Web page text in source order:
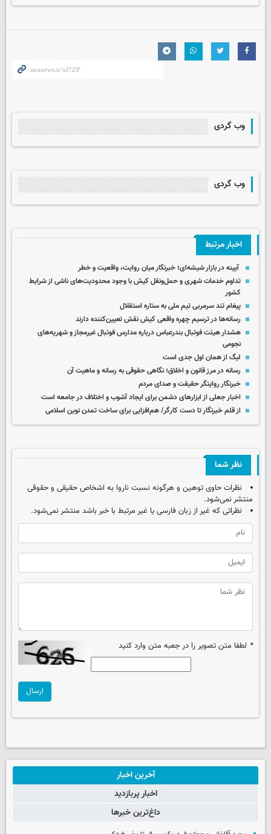
وب گردی
وب گردی
اخبار مرتبط
آیینه در بازار شیشه‌ای؛ خبرنگار میان روایت، واقعیت و خطر
تداوم خدمات شهری و حمل‌ونقل کیش با وجود محدودیت‌های ناشی از شرایط
کشور
پیغام تند سرمربی تیم ملی به ستاره استقلال
رسانه‌ها در ترسیم چهره واقعی کیش نقش تعیین‌کننده دارند
هشدار هیئت فوتبال بندرعباس درباره مدارس فوتبال غیرمجاز و شهریه‌های
نجومی
لیگ از همان اول جدی است
رسانه در مرز قانون و اخلاق؛ نگاهی حقوقی به رسانه و ماهیت آن
خبرنگار روایتگر حقیقت و صدای مردم
اخبار جعلی از ابزارهای دشمن برای ایجاد آشوب و اختلاف در جامعه است
از قلم خبرنگار تا دست کارگر/ هم‌افزایی برای ساخت تمدن نوین اسلامی
نظر شما
نظرات حاوی توهین و هرگونه نسبت ناروا به اشخاص حقیقی و حقوقی
منتشر نمی‌شود.
نظراتی که غیر از زبان فارسی یا غیر مرتبط با خبر باشد منتشر نمی‌شود.
* لطفا متن تصویر را در جعبه متن وارد کنید
ارسال
آخرین اخبار
اخبار پربازدید
داغ‌ترین خبرها